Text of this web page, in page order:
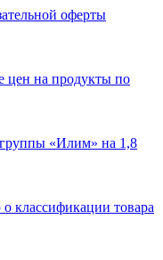
оферты
цен на продукты по
группы «Илим» на 1,8
классификации товара